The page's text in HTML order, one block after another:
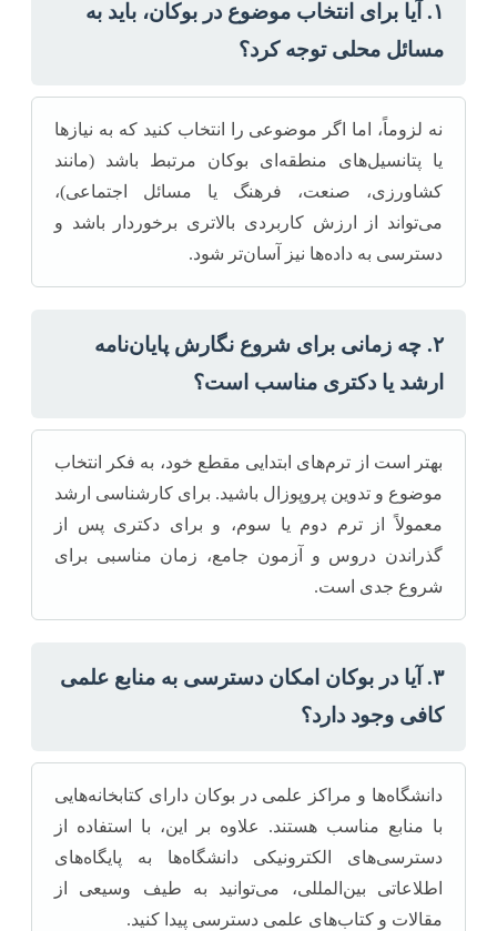
۱. آیا برای انتخاب موضوع در بوکان، باید به
مسائل محلی توجه کرد؟
نه لزوماً، اما اگر موضوعی را انتخاب کنید که به نیازها
یا پتانسیل‌های منطقه‌ای بوکان مرتبط باشد (مانند
کشاورزی، صنعت، فرهنگ یا مسائل اجتماعی)،
می‌تواند از ارزش کاربردی بالاتری برخوردار باشد و
دسترسی به داده‌ها نیز آسان‌تر شود.
۲. چه زمانی برای شروع نگارش پایان‌نامه
ارشد یا دکتری مناسب است؟
بهتر است از ترم‌های ابتدایی مقطع خود، به فکر انتخاب
موضوع و تدوین پروپوزال باشید. برای کارشناسی ارشد
معمولاً از ترم دوم یا سوم، و برای دکتری پس از
گذراندن دروس و آزمون جامع، زمان مناسبی برای
شروع جدی است.
۳. آیا در بوکان امکان دسترسی به منابع علمی
کافی وجود دارد؟
دانشگاه‌ها و مراکز علمی در بوکان دارای کتابخانه‌هایی
با منابع مناسب هستند. علاوه بر این، با استفاده از
دسترسی‌های الکترونیکی دانشگاه‌ها به پایگاه‌های
اطلاعاتی بین‌المللی، می‌توانید به طیف وسیعی از
مقالات و کتاب‌های علمی دسترسی پیدا کنید.